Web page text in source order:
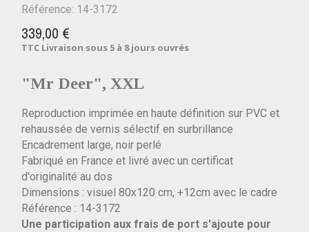
Référence: 14-3172
339,00 €
TTC Livraison sous 5 à 8 jours ouvrés
"Mr Deer", XXL
Reproduction imprimée en haute définition sur PVC et
rehaussée de vernis sélectif en surbrillance
Encadrement large, noir perlé
Fabriqué en France et livré avec un certificat
d'originalité au dos
Dimensions : visuel 80x120 cm, +12cm avec le cadre
Référence : 14-3172
Une participation aux frais de port s'ajoute pour